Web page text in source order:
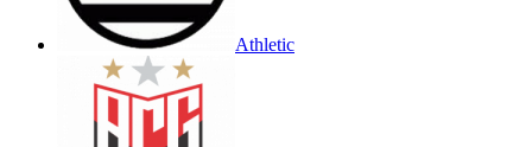
Athletic